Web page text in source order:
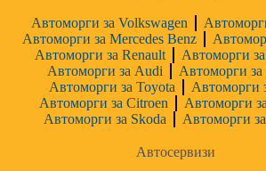
Автоморги за Volkswagen
Автоморги за Mercedes Benz
Автоморги за Renault
Автоморги
Автоморги за Audi
Автоморги
Автоморги за Toyota
Автоморги
Автоморги за Citroen
Автоморги
Автоморги за Skoda
Автоморги
Автосервизи